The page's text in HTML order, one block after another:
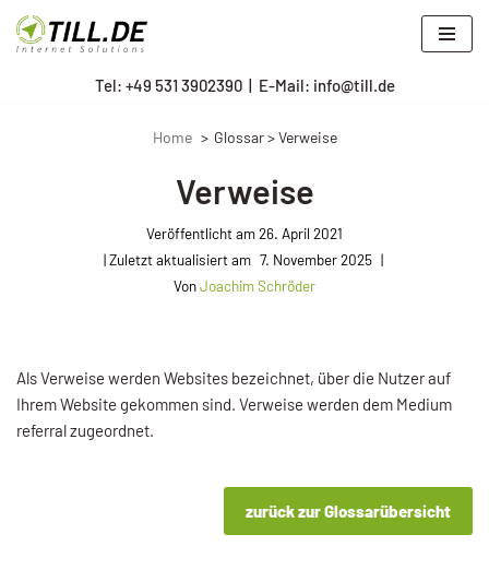
Zum
Tel: +49 531 3902390| E-Mail: info@till.de
Home Glossar > Verweise
Verweise
Veröffentlicht am26. April 2021
7. November 2025
VonJoachim Schröder
Als Verweise werden Websites bezeichnet, über die Nutzer auf
Ihrem Website gekommen sind. Verweise werden dem Medium
referral zugeordnet.
zurück zur Glossarübersicht